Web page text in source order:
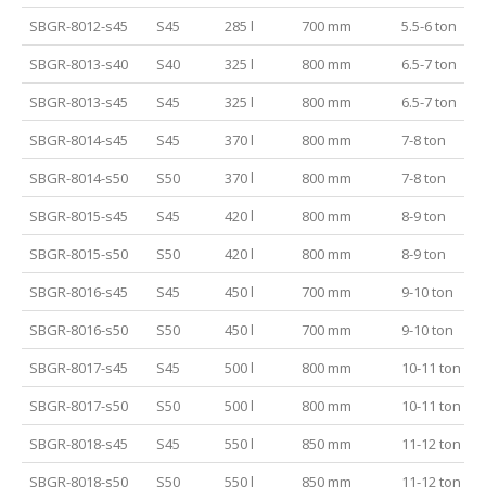
SBGR-8012-s45
S45 285 l 700 mm
5.5-6 ton
SBGR-8013-s40
S40 325 l 800 mm
6.5-7 ton
SBGR-8013-s45
S45 325 l 800 mm
6.5-7 ton
SBGR-8014-s45
S45 370 l 800 mm
7-8 ton
SBGR-8014-s50
S50 370 l 800 mm
7-8 ton
SBGR-8015-s45
S45 420 l 800 mm
8-9 ton
SBGR-8015-s50
S50 420 l 800 mm
8-9 ton
SBGR-8016-s45
S45 450 l 700 mm
9-10 ton
SBGR-8016-s50
S50 450 l 700 mm
9-10 ton
SBGR-8017-s45
S45 500 l 800 mm
10-11 ton
SBGR-8017-s50
S50 500 l 800 mm
10-11 ton
SBGR-8018-s45
S45 550 l 850 mm
11-12 ton
SBGR-8018-s50
S50 550 l 850 mm
11-12 ton